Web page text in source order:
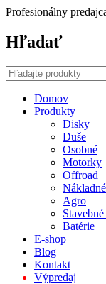
Profesionálny
Hľadať
Domov
Produkty
Disky
Duše
Osobné
Motorky
Offroad
Agro
Batérie
E-shop
Blog
Kontakt
Výpredaj